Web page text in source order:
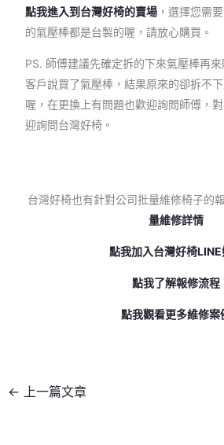
點我進入到台灣好椅的賣場，選擇您需
的氣壓棒都是台製的喔，請放心購買。
PS. 師傅建議先確定拆的下來氣壓棒再
客戶說買了氣壓棒，結果原來的卻拆不
喔，在更換上有問題也歡迎詢問師傅，
迎詢問台灣好椅。
台灣好椅也有針對公司批量維修椅子的
量維修詳情
點我加入台灣好椅LINE
點我了解報修流程
點我觀看更多維修案
← 上一篇文章